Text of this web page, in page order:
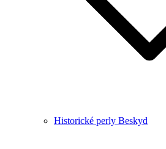
Historické perly Beskyd